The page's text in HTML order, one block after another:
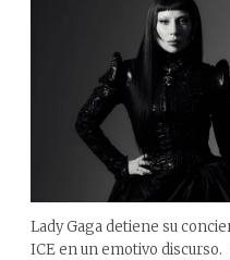
Lady Gaga detiene su
ICE en un emotivo discurso.